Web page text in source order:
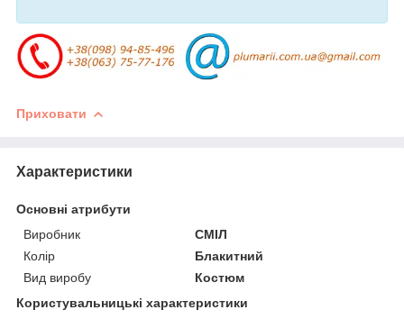
Приховати
Характеристики
Основні атрибути
Виробник
СМІЛ
Колір
Блакитний
Вид виробу
Костюм
Користувальницькі характеристики